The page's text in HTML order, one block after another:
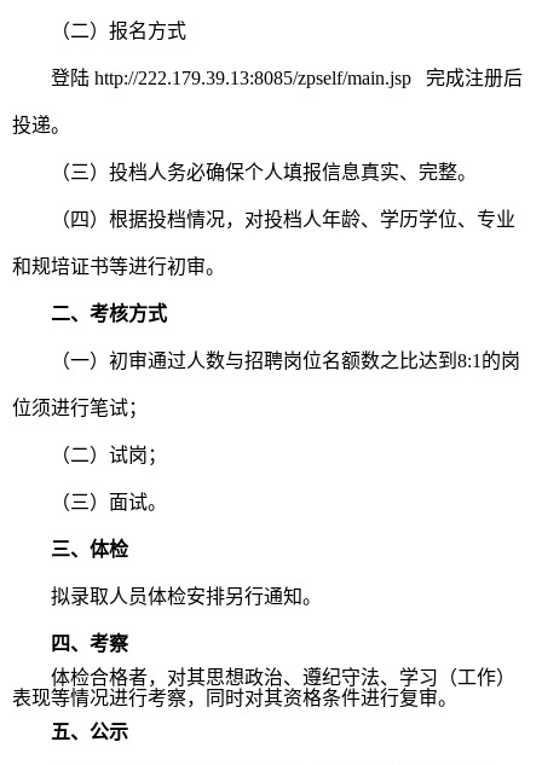
（二）报名方式
登陆 http://222.179.39.13:8085/zpself/main.jsp 完成注册后
投递。
（三）投档人务必确保个人填报信息真实、 完整。
（四）根据投档情况，对投档人年龄、学历学位、专业
和规培证书等进行初审。
二、考核方式
（一） 初审通过人数与招聘岗位名额数之比达到8:1的岗
位须进行笔试；
（二）试岗；
（三）面试。
三、体检
拟录取人员体检安排另行通知。
四、考察
体检合格者，对其思想政治、遵纪守法、学习（工作）
表现等情况进行考察，同时对其资格条件进行复审。
五、公示